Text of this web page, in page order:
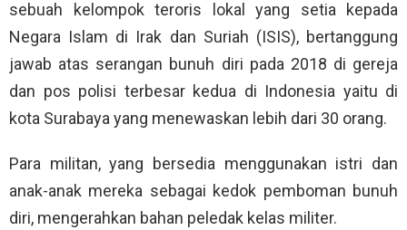
sebuah kelompok teroris lokal yang setia kepada
Negara Islam di Irak dan Suriah (ISIS), bertanggung
jawab atas serangan bunuh diri pada 2018 di gereja
dan pos polisi terbesar kedua di Indonesia yaitu di
kota Surabaya yang menewaskan lebih dari 30 orang.
Para militan, yang bersedia menggunakan istri dan
anak-anak mereka sebagai kedok pemboman bunuh
diri, mengerahkan bahan peledak kelas militer.